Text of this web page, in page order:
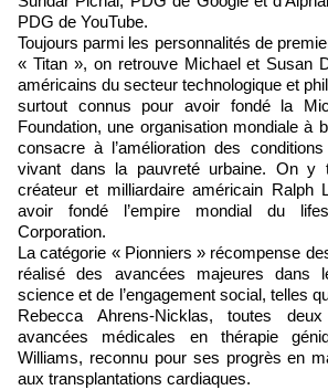
PDG de YouTube.
Toujours parmi les personnalités de
« Titan », on retrouve Michael et Susan
américains du secteur technologique et
surtout connus pour avoir fondé la
Foundation, une organisation mondiale à
consacre à l’amélioration des
vivant dans la pauvreté urbaine. On y
créateur et milliardaire américain Ralph
avoir fondé l’empire mondial du
Corporation.
La catégorie « Pionniers » récompense
réalisé des avancées majeures dans
science et de l’engagement social, telles
Rebecca Ahrens-Nicklas, toutes
avancées médicales en thérapie
Williams, reconnu pour ses progrès en
aux transplantations cardiaques.